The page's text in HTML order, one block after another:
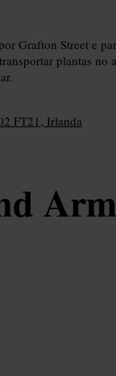
Grafton Street e
plantas
FT21, Irlanda